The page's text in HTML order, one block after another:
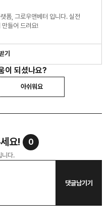
폼, 그로우앤베터 입니다. 실전
만들어 드려요!
기
이 되셨나요?
아쉬워요
요! 0
니다.
댓글남기기